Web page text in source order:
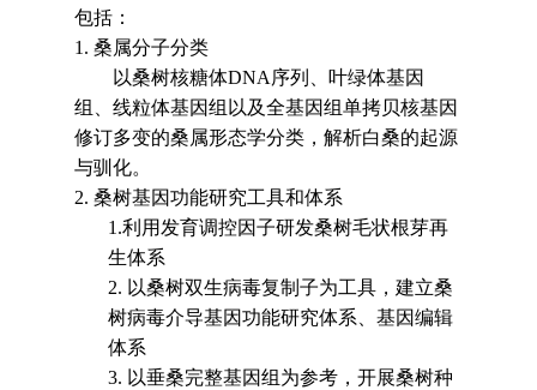
包括 ：
1.桑属分子分类
以桑树核糖体DNA 序列、叶绿体基因
组、线粒体基因组以及全基因组单拷贝核基因
修订多变的桑属形态学分类，解析白桑的起源
与驯化。
2.桑树基因功能研究工具和体系
1.利用发育调控因子研发桑树毛状根芽再
生体系
2. 以桑树双生病毒复制子为工具，建立桑
树病毒介导基因功能研究体系、基因编辑
体系
3. 以垂桑完整基因组为参考，开展桑树种